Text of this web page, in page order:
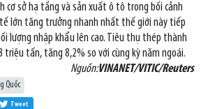
cơ sở hạ tầng và sản xuất ô tô trong bối cảnh
lớn tăng trưởng nhanh nhất thế giới này tiếp
lượng nhập khẩu lên cao. Tiêu thụ thép thành
tấn, tăng 8,2% so với cùng kỳ năm ngoái.
Nguồn:VINANET/VITIC/Reuters
Quốc
Tweet